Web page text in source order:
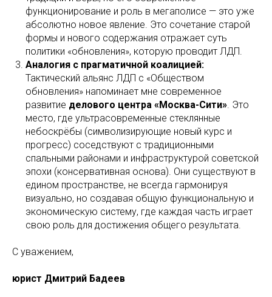
функционирование и роль в мегаполисе — это уже
абсолютно новое явление. Это сочетание старой
формы и нового содержания отражает суть
политики «обновления», которую проводит ЛДП.
Аналогия с прагматичной коалицией:
Тактический альянс ЛДП с «Обществом
обновления» напоминает мне современное
развитие делового центра «Москва-Сити». Это
место, где ультрасовременные стеклянные
небоскрёбы (символизирующие новый курс и
прогресс) соседствуют с традиционными
спальными районами и инфраструктурой советской
эпохи (консервативная основа). Они существуют в
едином пространстве, не всегда гармонируя
визуально, но создавая общую функциональную и
экономическую систему, где каждая часть играет
свою роль для достижения общего результата.
С уважением,
юрист Дмитрий Бадеев